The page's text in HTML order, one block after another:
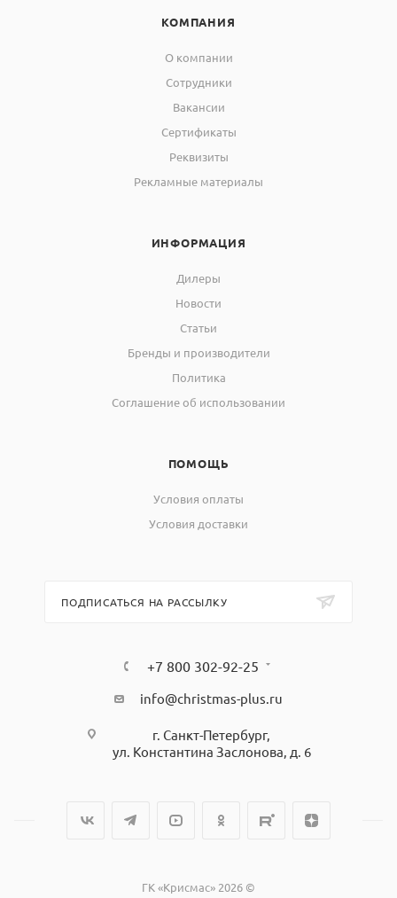
КОМПАНИЯ
О компании
Сотрудники
Вакансии
Сертификаты
Реквизиты
Рекламные материалы
ИНФОРМАЦИЯ
Дилеры
Новости
Статьи
Бренды и производители
Политика
Соглашение об использовании
ПОМОЩЬ
Условия оплаты
Условия доставки
ПОДПИСАТЬСЯ НА РАССЫЛКУ
+7 800 302-92-25
info@christmas-plus.ru
г. Санкт-Петербург,
ул. Константина Заслонова, д. 6
ГК «Крисмас» 2026 ©